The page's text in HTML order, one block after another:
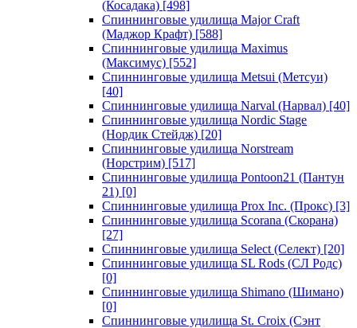
(Косадака) [498]
Спиннинговые удилища Major Craft
(Маджор Крафт) [588]
Спиннинговые удилища Maximus
(Максимус) [552]
Спиннинговые удилища Metsui (Метсуи)
[40]
Спиннинговые удилища Narval (Нарвал) [40]
Спиннинговые удилища Nordic Stage
(Нордик Стейдж) [20]
Спиннинговые удилища Norstream
(Норстрим) [517]
Спиннинговые удилища Pontoon21 (Пантун
21) [0]
Спиннинговые удилища Prox Inc. (Прокс) [3]
Спиннинговые удилища Scorana (Скорана)
[27]
Спиннинговые удилища Select (Селект) [20]
Спиннинговые удилища SL Rods (СЛ Родс)
[0]
Спиннинговые удилища Shimano (Шимано)
[0]
Спиннинговые удилища St. Croix (Сэнт